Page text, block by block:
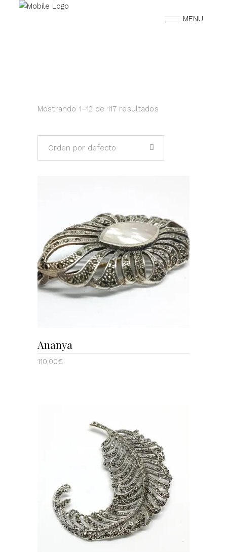
MENU
Mostrando 1–12 de 117 resultados
Orden por defecto
AÑADIR AL CARRITO
Ananya
110,00€
AÑADIR AL CARRITO